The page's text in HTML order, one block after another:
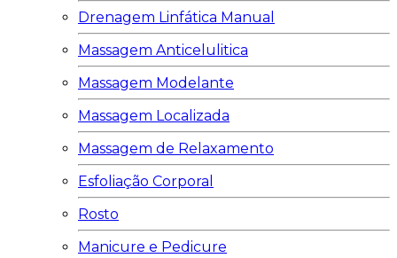
Drenagem Linfática Manual
Massagem Anticelulitica
Massagem Modelante
Massagem Localizada
Massagem de Relaxamento
Esfoliação Corporal
Rosto
Manicure e Pedicure